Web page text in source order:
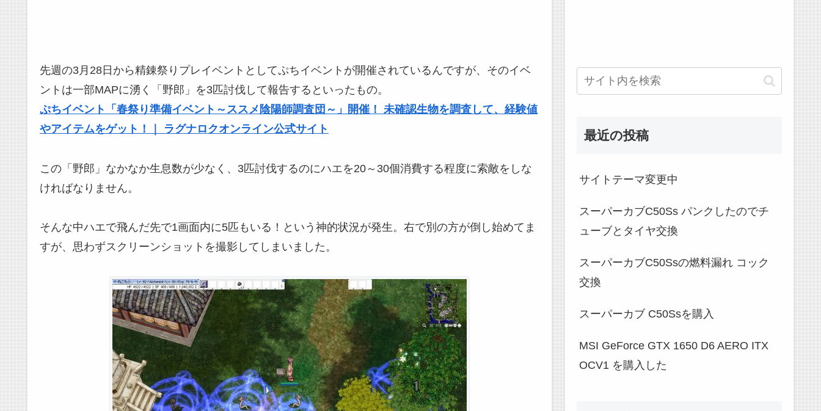
先週の3月28日から精錬祭りプレイベントとしてぷちイベントが開催されているんですが、そのイベ
ントは一部MAPに湧く「野郎」を3匹討伐して報告するといったもの。
ぷちイベント「春祭り準備イベント～ススメ陰陽師調査団～」開催！ 未確認生物を調査して、経験値
やアイテムをゲット！｜ ラグナロクオンライン公式サイト
この「野郎」なかなか生息数が少なく、3匹討伐するのにハエを20～30個消費する程度に索敵をしな
ければなりません。
そんな中ハエで飛んだ先で1画面内に5匹もいる！という神的状況が発生。右で別の方が倒し始めてま
すが、思わずスクリーンショットを撮影してしまいました。
最近の投稿
サイトテーマ変更中
スーパーカブC50Ss パンクしたのでチ
ューブとタイヤ交換
スーパーカブC50Ssの燃料漏れ コック
交換
スーパーカブ C50Ssを購入
MSI GeForce GTX 1650 D6 AERO ITX
OCV1 を購入した